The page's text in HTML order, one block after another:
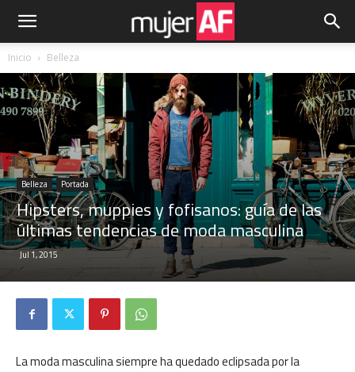
Inicio Belleza
Belleza Portada
Hipsters, muppies y fofisanos: guía de las
últimas tendencias de moda masculina
Jul 1, 2015
La moda masculina siempre ha quedado eclipsada por la